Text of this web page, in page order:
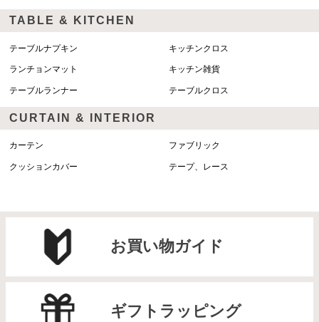
TABLE & KITCHEN
テーブルナプキン キッチンクロス
ランチョンマット キッチン雑貨
テーブルランナー テーブルクロス
CURTAIN & INTERIOR
カーテン ファブリック
クッションカバー テープ、レース
お買い物ガイド
ギフトラッピング